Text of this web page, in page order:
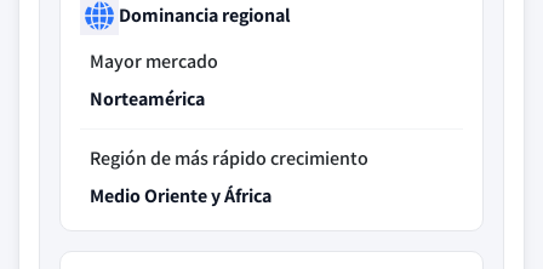
Dominancia regional
Mayor mercado
Norteamérica
Región de más rápido crecimiento
Medio Oriente y África